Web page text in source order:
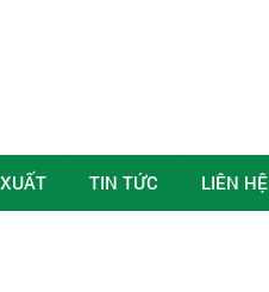
TIN TỨC LIÊN HỆ